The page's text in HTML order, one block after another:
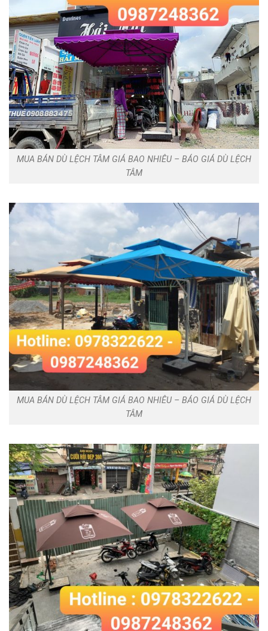
MUA BÁN DÙ LỆCH TÂM GIÁ BAO NHIÊU – BÁO GIÁ DÙ LỆCH
TÂM
MUA BÁN DÙ LỆCH TÂM GIÁ BAO NHIÊU – BÁO GIÁ DÙ LỆCH
TÂM